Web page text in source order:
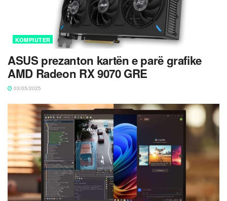
KOMPIUTER
ASUS prezanton kartën e parë grafike
AMD Radeon RX 9070 GRE
03/05/2025